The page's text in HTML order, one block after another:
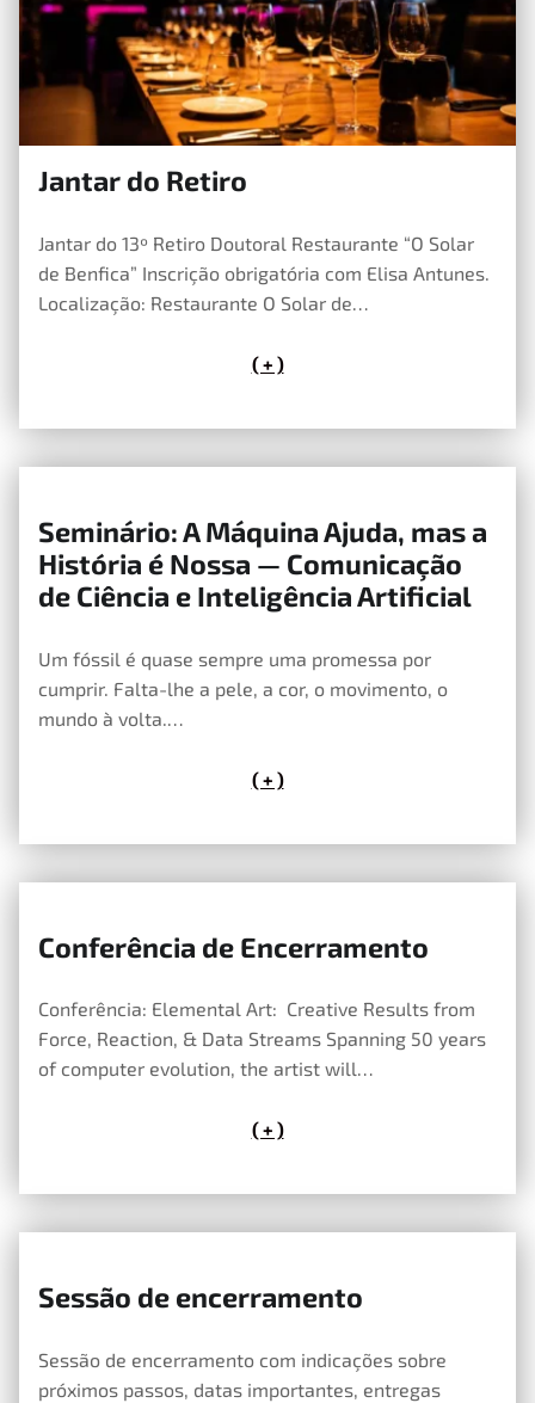
Jantar do Retiro
Jantar do 13º Retiro Doutoral Restaurante “O Solar
de Benfica” Inscrição obrigatória com Elisa Antunes.
Localização: Restaurante O Solar de…
( + )
Seminário: A Máquina Ajuda, mas a
História é Nossa — Comunicação
de Ciência e Inteligência Artificial
Um fóssil é quase sempre uma promessa por
cumprir. Falta-lhe a pele, a cor, o movimento, o
mundo à volta.…
( + )
11 de Maio, 2026
Conferência de Encerramento
Conferência: Elemental Art: Creative Results from
Force, Reaction, & Data Streams Spanning 50 years
of computer evolution, the artist will…
( + )
Sessão de encerramento
Sessão de encerramento com indicações sobre
próximos passos, datas importantes, entregas